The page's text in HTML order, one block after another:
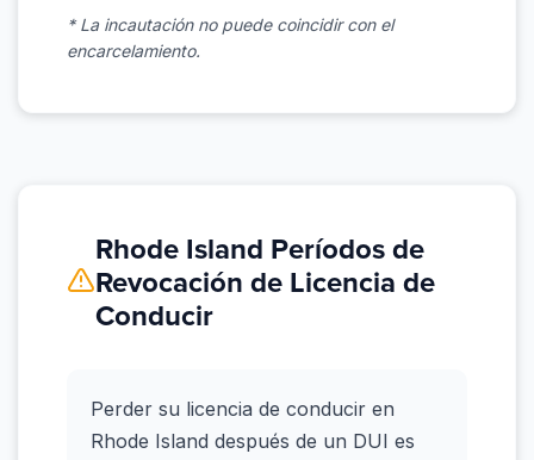
* La incautación no puede coincidir con el
encarcelamiento.
Rhode Island Períodos de
Revocación de Licencia de
Conducir
Perder su licencia de conducir en
Rhode Island después de un DUI es